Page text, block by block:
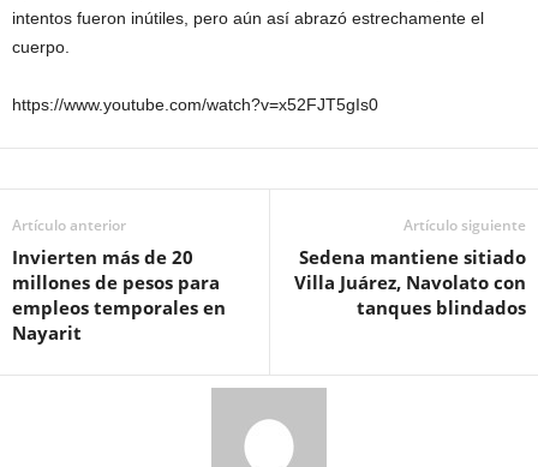
intentos fueron inútiles, pero aún así abrazó estrechamente el
cuerpo.
https://www.youtube.com/watch?v=x52FJT5gIs0
Artículo anterior
Invierten más de 20
millones de pesos para
empleos temporales en
Nayarit
Artículo siguiente
Sedena mantiene sitiado
Villa Juárez, Navolato con
tanques blindados